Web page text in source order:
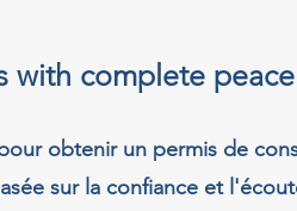
with complete
obtenir un permis de
sur la confiance et